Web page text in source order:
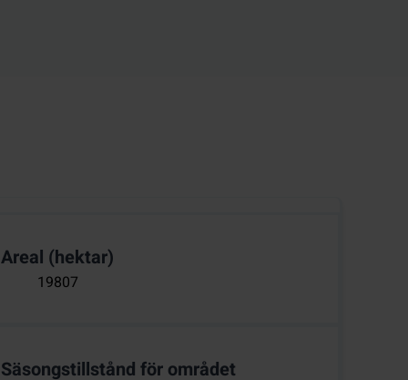
Areal (hektar)
19807
Säsongstillstånd för området